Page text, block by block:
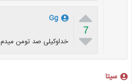

7

Gg
خداوکیلی صد تومن میدم
سیتا